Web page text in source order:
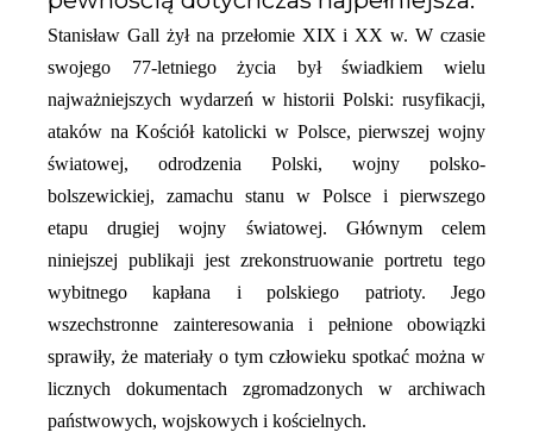
Stanisław Gall żył na przełomie XIX i XX w. W czasie
swojego 77-letniego życia był świadkiem wielu
najważniejszych wydarzeń w historii Polski: rusyfikacji,
ataków na Kościół katolicki w Polsce, pierwszej wojny
światowej, odrodzenia Polski, wojny polsko-
bolszewickiej, zamachu stanu w Polsce i pierwszego
etapu drugiej wojny światowej. Głównym celem
niniejszej publikaji jest zrekonstruowanie portretu tego
wybitnego kapłana i polskiego patrioty. Jego
wszechstronne zainteresowania i pełnione obowiązki
sprawiły, że materiały o tym człowieku spotkać można w
licznych dokumentach zgromadzonych w archiwach
państwowych, wojskowych i kościelnych.